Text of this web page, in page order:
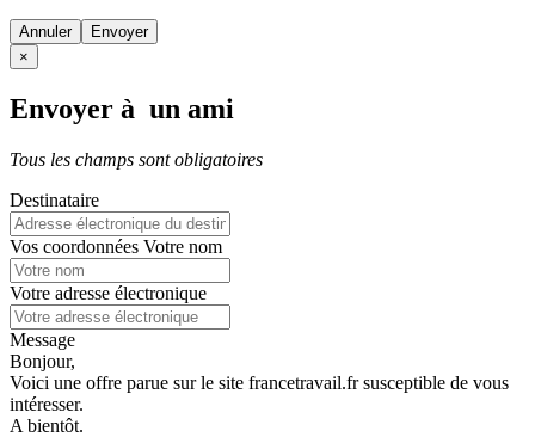
Annuler
×
Envoyer à un ami
Tous les champs sont obligatoires
Destinataire
Vos coordonnées Votre nom
Votre adresse électronique
Message
Bonjour,
Voici une offre parue sur le site francetravail.fr susceptible de vous
intéresser.
A bientôt.